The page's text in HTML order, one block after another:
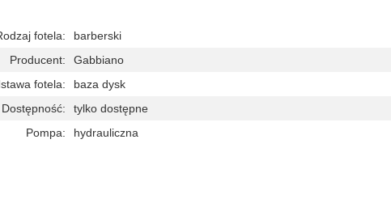
fotela:
barberski
Producent:
Gabbiano
fotela:
baza dysk
Dostępność:
tylko dostępne
Pompa:
hydrauliczna